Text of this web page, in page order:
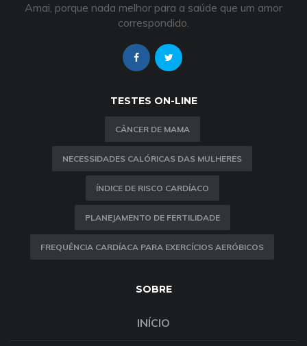
Amai, porque nada melhor para a saúde que um amor
correspondido.
TESTES ON-LINE
CÂNCER DE MAMA
NECESSIDADES CALÓRICAS DAS MULHERES
ÍNDICE DE RISCO CARDÍACO
PLANEJAMENTO DE FERTILIDADE
FREQUÊNCIA CARDÍACA PARA EXERCÍCIOS AERÓBICOS
SOBRE
INÍCIO